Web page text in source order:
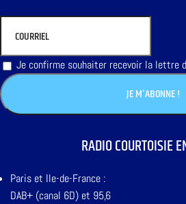
Je confirme souhaiter recevoir la lettre
RADIO COURTOISIE
Paris et Ile-de-France :
DAB+ (canal 6D) et 95,6